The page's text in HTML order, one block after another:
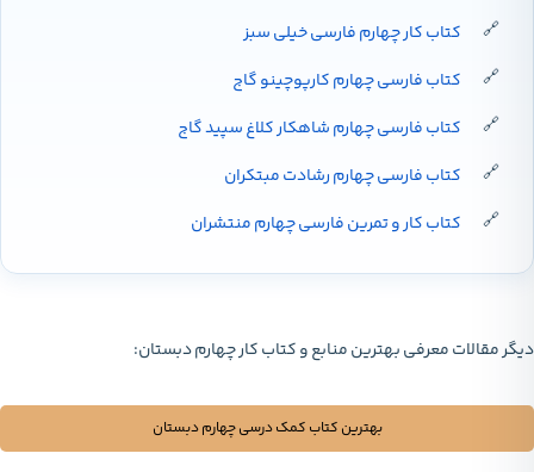
کتاب کار چهارم فارسی خیلی سبز
کتاب فارسی چهارم کارپوچینو گاج
کتاب فارسی چهارم شاهکار کلاغ سپید گاج
کتاب فارسی چهارم رشادت مبتکران
کتاب کار و تمرین فارسی چهارم منتشران
دیگر مقالات معرفی بهترین منابع و کتاب کار چهارم دبستان:
بهترین کتاب کمک درسی چهارم دبستان